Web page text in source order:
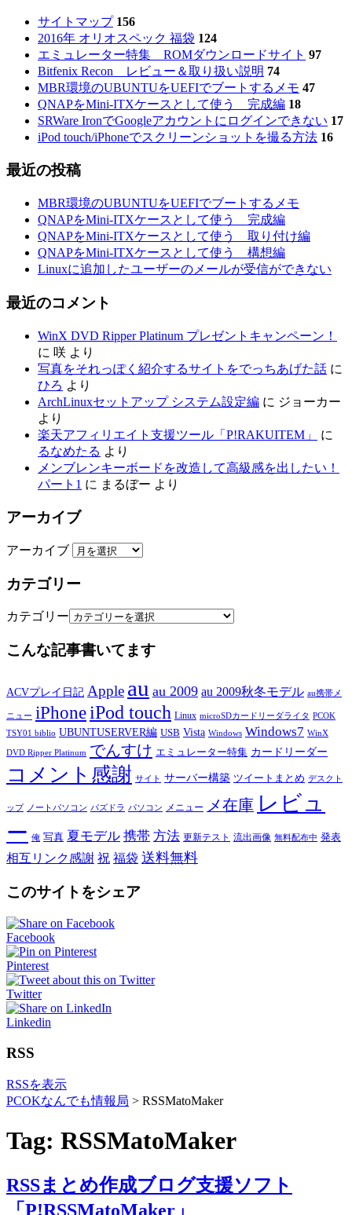
サイトマップ 156
2016年 オリオスペック 福袋 124
エミュレーター特集 ROMダウンロードサイト 97
Bitfenix Recon レビュー＆取り扱い説明 74
MBR環境のUBUNTUをUEFIでブートするメモ 47
QNAPをMini-ITXケースとして使う 完成編 18
SRWare IronでGoogleアカウントにログインできない 17
iPod touch/iPhoneでスクリーンショットを撮る方法 16
最近の投稿
MBR環境のUBUNTUをUEFIでブートするメモ
QNAPをMini-ITXケースとして使う 完成編
QNAPをMini-ITXケースとして使う 取り付け編
QNAPをMini-ITXケースとして使う 構想編
Linuxに追加したユーザーのメールが受信ができない
最近のコメント
WinX DVD Ripper Platinum プレゼントキャンペーン！
に 咲 より
写真をそれっぽく紹介するサイトをでっちあげた話 に
ひろ より
ArchLinuxセットアップ システム設定編 に ジョーカー
より
楽天アフィリエイト支援ツール「P!RAKUITEM」
に
るなめたる より
メンブレンキーボードを改造して高級感を出したい！
パート1 に まるぼー より
アーカイブ
アーカイブ
カテゴリー
カテゴリー
こんな記事書いてます
ACVプレイ日記 Apple au au 2009 au 2009秋冬モデル au携帯メ
ニュー iPhoneiPod touch Linux microSDカードリーダライタ PCOK
TSY01 biblio UBUNTUSERVER編 USB Vista Windows Windows7 WinX
DVD Ripper Platinum でんすけ エミュレーター特集 カードリーダー
コメント感謝 サイト サーバー構築 ツイートまとめ デスクト
ップ ノートパソコン パズドラ パソコン メニュー メ在庫 レビュ
ー 俺 写真 夏モデル 携帯 方法 更新テスト 流出画像 無料配布中 発表
相互リンク感謝 祝 福袋 送料無料
このサイトをシェア
Facebook
Pinterest
Twitter
Linkedin
RSS
RSSを表示
PCOKなんでも情報局 > RSSMatoMaker
Tag: RSSMatoMaker
RSSまとめ作成ブログ支援ソフト
「P!RSSMatoMaker」